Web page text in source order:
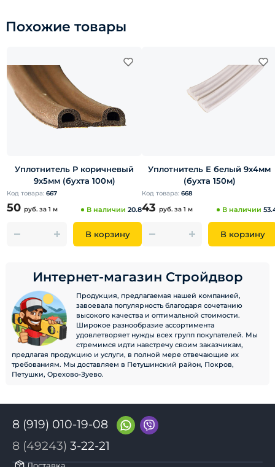
Похожие товары
Уплотнитель P коричневый
9х5мм (бухта 100м)
Код товара: 667
50 руб. за 1 м В наличии 20.8
В корзину
Уплотнитель Е белый 9х4мм
(бухта 150м)
Код товара: 668
43 руб. за 1 м В наличии
В корзину
Интернет-магазин Стройдвор
Продукция, предлагаемая нашей компанией,
завоевала популярность благодаря сочетанию
высокого качества и оптимальной стоимости.
Широкое разнообразие ассортимента
удовлетворяет нужды всех групп покупателей. Мы
стремимся идти навстречу своим заказчикам,
предлагая продукцию и услуги, в полной мере отвечающие их
требованиям. Мы доставляем в Петушинский район, Покров,
Петушки, Орехово-Зуево.
8 (919) 010-19-08
8 (49243) 3-22-21
Доставка